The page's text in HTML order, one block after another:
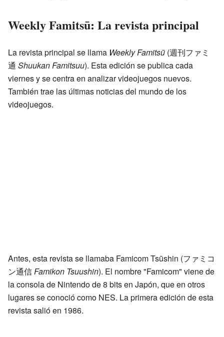
Weekly Famitsū: La revista principal
La revista principal se llama Weekly Famitsū (週刊ファミ
通 Shuukan Famitsuu). Esta edición se publica cada
viernes y se centra en analizar videojuegos nuevos.
También trae las últimas noticias del mundo de los
videojuegos.
Antes, esta revista se llamaba Famicom Tsūshin (ファミコ
ン通信Famikon Tsuushin). El nombre "Famicom" viene de
la consola de Nintendo de 8 bits en Japón, que en otros
lugares se conoció como NES. La primera edición de esta
revista salió en 1986.